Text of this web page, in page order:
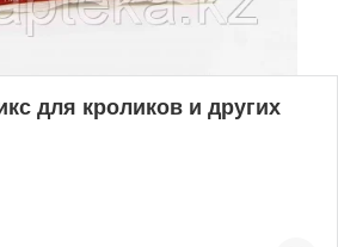
для кроликов и других